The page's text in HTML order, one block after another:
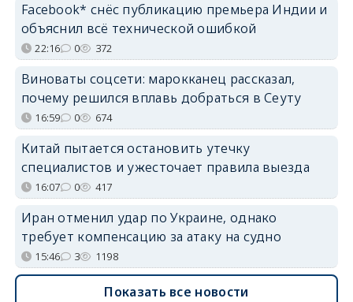
Facebook* снёс публикацию премьера Индии и
объяснил всё технической ошибкой
22:16 0 372
Виноваты соцсети: марокканец рассказал,
почему решился вплавь добраться в Сеуту
16:59 0 674
Китай пытается остановить утечку
специалистов и ужесточает правила выезда
16:07 0 417
Иран отменил удар по Украине, однако
требует компенсацию за атаку на судно
15:46 3 1198
Показать все новости